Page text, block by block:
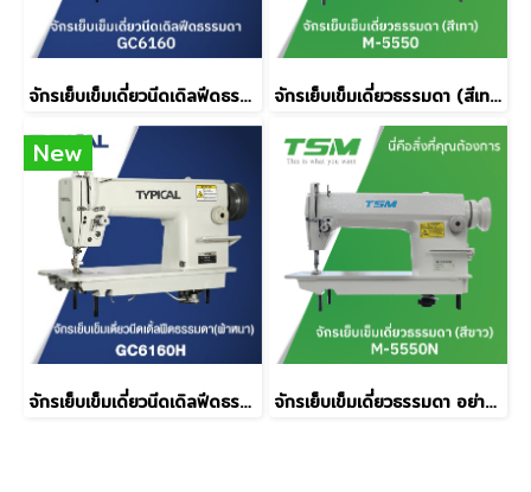
จักรเย็บเข็มเดี่ยวนีดเดิลฟีดธรรมดา TYPICAL รุ่น GC6160 จักรเย็บเข็มเดี่ยวธรรมดา (สีเทา) TSM รุ่น M-5550
New
จักรเย็บเข็มเดี่ยวนีดเดิลฟีดธรรมดา TYPICAL รุ่น GC6160H จักรเย็บเข็มเดี่ยวธรรมดา อย่างดี หัวสีขาว TSM รุ่น M-5550N